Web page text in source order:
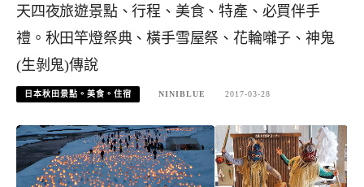
天四夜旅遊景點、行程、美食、特產、必買伴手
禮。秋田竿燈祭典、橫手雪屋祭、花輪囃子、神鬼
(生剝鬼)傳說
日本秋田景點。美食。住宿 NINIBLUE 2017-03-28